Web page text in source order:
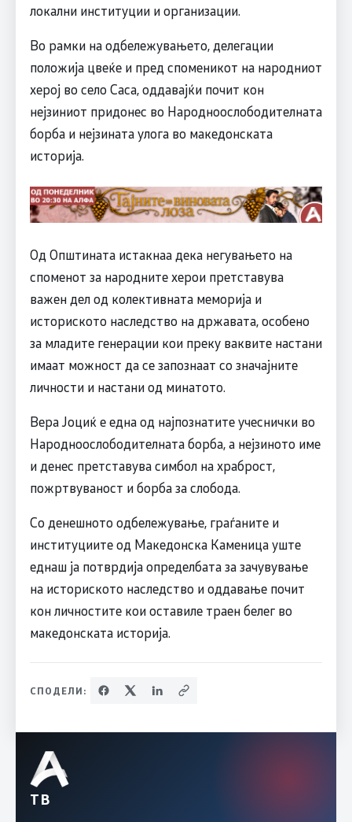
локални институции и организации.
Во рамки на одбележувањето, делегации
положија цвеќе и пред споменикот на народниот
херој во село Саса, оддавајќи почит кон
нејзиниот придонес во Народноослободителната
борба и нејзината улога во македонската
историја.
Од Општината истакнаа дека негувањето на
споменот за народните херои претставува
важен дел од колективната меморија и
историското наследство на државата, особено
за младите генерации кои преку ваквите настани
имаат можност да се запознаат со значајните
личности и настани од минатото.
Вера Јоциќ е една од најпознатите учеснички во
Народноослободителната борба, а нејзиното име
и денес претставува симбол на храброст,
пожртвуваност и борба за слобода.
Со денешното одбележување, граѓаните и
институциите од Македонска Каменица уште
еднаш ја потврдија определбата за зачувување
на историското наследство и оддавање почит
кон личностите кои оставиле траен белег во
македонската историја.
СПОДЕЛИ:
ТВ